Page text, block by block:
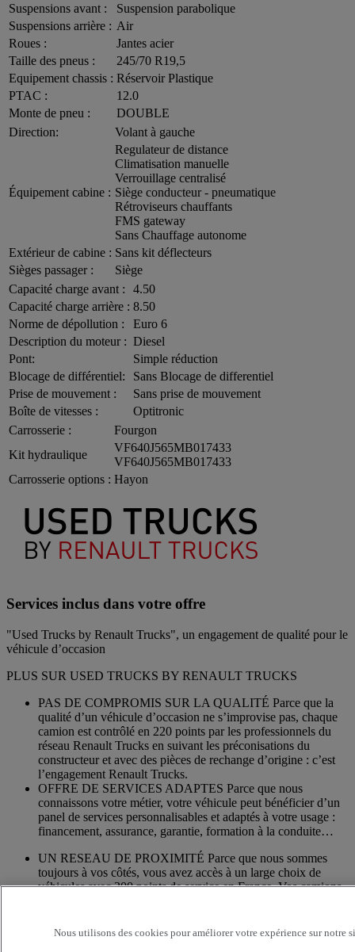
Suspensions avant :
Suspension parabolique
Suspensions arrière : Air
Roues :
Jantes acier
Taille des pneus :
245/70 R19,5
Equipement chassis : Réservoir Plastique
PTAC :
12.0
Monte de pneu :
DOUBLE
Direction:
Volant à gauche
Équipement cabine :
Regulateur de distance
Climatisation manuelle
Verrouillage centralisé
Siège conducteur - pneumatique
Rétroviseurs chauffants
FMS gateway
Sans Chauffage autonome
Extérieur de cabine : Sans kit déflecteurs
Sièges passager :
Siège
Capacité charge avant :
4.50
Capacité charge arrière : 8.50
Norme de dépollution :
Euro 6
Description du moteur : Diesel
Pont:
Simple réduction
Blocage de différentiel:
Sans Blocage de differentiel
Prise de mouvement :
Sans prise de mouvement
Boîte de vitesses :
Optitronic
Carrosserie :
Fourgon
Kit hydraulique
VF640J565MB017433
VF640J565MB017433
Carrosserie options : Hayon
Services inclus dans votre offre
"Used Trucks by Renault Trucks", un engagement de qualité pour le
véhicule d’occasion
PLUS SUR USED TRUCKS BY RENAULT TRUCKS
PAS DE COMPROMIS SUR LA QUALITÉ Parce que la
qualité d’un véhicule d’occasion ne s’improvise pas, chaque
camion est contrôlé en 220 points par les professionnels du
réseau Renault Trucks en suivant les préconisations du
constructeur et avec des pièces de rechange d’origine : c’est
l’engagement Renault Trucks.
OFFRE DE SERVICES ADAPTES Parce que nous
connaissons votre métier, votre véhicule peut bénéficier d’un
panel de services personnalisables et adaptés à votre usage :
financement, assurance, garantie, formation à la conduite…
UN RESEAU DE PROXIMITÉ Parce que nous sommes
toujours à vos côtés, vous avez accès à un large choix de
véhicules avec 300 points de service en France. Vos camions
de vos besoins.
Nous utilisons des cookies pour améliorer votre expérience sur notre